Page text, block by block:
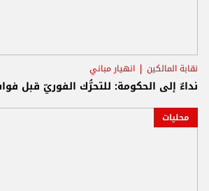
نقابة المالكين انهيار مباني
نداءٌ إلى الحكومة: للتحرُّك الفوريّ قبل
محليات